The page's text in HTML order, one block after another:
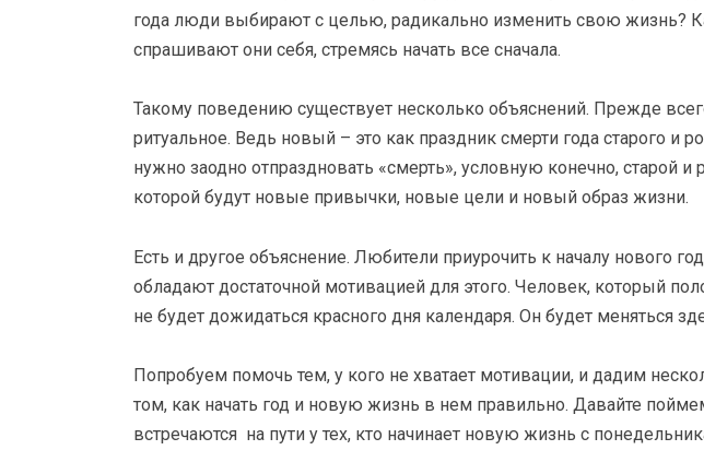
года люди выбирают с целью, радикально изменить свою жизнь?
спрашивают они себя, стремясь начать все сначала.
Такому поведению существует несколько объяснений. Прежде
ритуальное. Ведь новый – это как праздник смерти года старого и
нужно заодно отпраздновать «смерть», условную конечно, старой
которой будут новые привычки, новые цели и новый образ жизни.
Есть и другое объяснение. Любители приурочить к началу нового
обладают достаточной мотивацией для этого. Человек, который
не будет дожидаться красного дня календаря. Он будет меняться
Попробуем помочь тем, у кого не хватает мотивации, и дадим
том, как начать год и новую жизнь в нем правильно. Давайте
встречаются на пути у тех, кто начинает новую жизнь с